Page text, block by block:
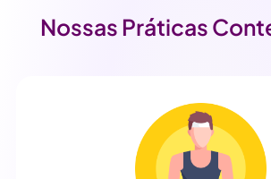
Nossas Práticas